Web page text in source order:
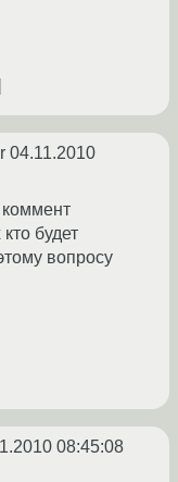
04.11.2010
будет
вопросу
08:45:08